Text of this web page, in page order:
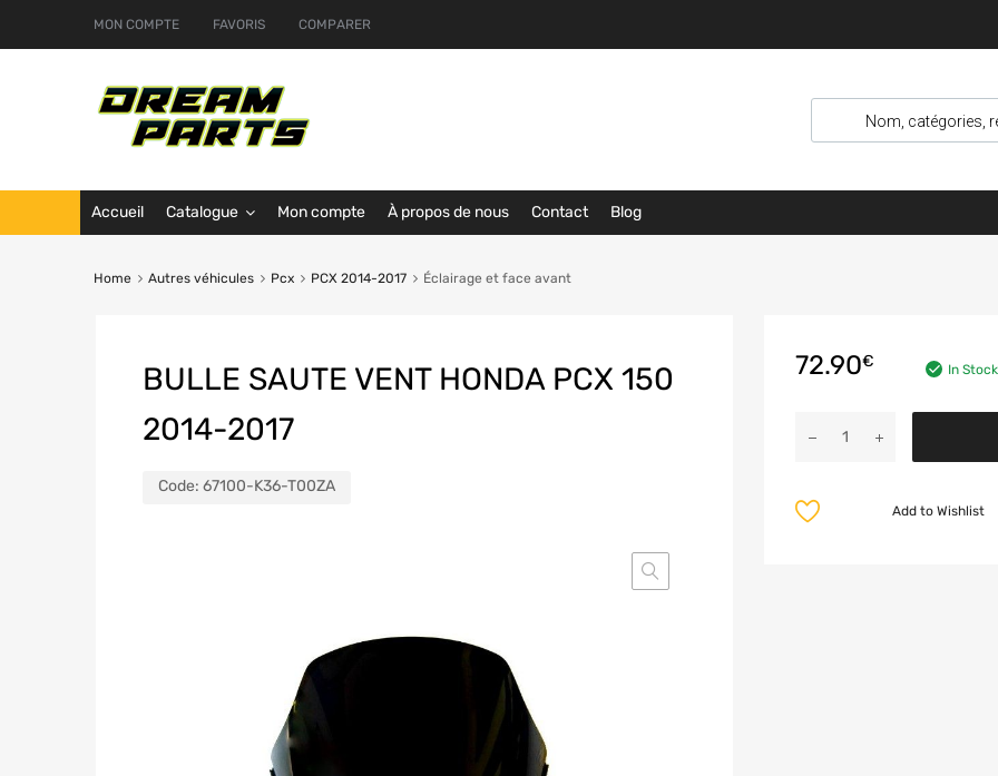
MON COMPTE FAVORIS COMPARER
Accueil Catalogue Mon compte À propos de nous Contact Blog
Home Autres véhicules Pcx PCX 2014-2017 Éclairage et face avant
BULLE SAUTE VENT HONDA PCX 150
2014-2017
Code: 67100-K36-T00ZA
72.90€ In Stock
Add to Wishlist